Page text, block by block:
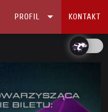
PROFIL KONTAKT